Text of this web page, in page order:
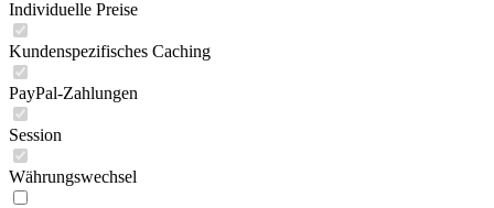
Individuelle Preise
Kundenspezifisches Caching
PayPal-Zahlungen
Session
Währungswechsel